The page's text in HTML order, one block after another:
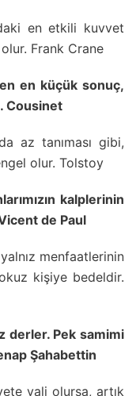
en etkili kuvvet
Frank Crane
en küçük sonuç,
Cousinet
az tanıması gibi,
olur. Tolstoy
kalplerinin
de Paul
menfaatlerinin
kişiye bedeldir.
derler. Pek samimi
Şahabettin
vali olursa, artık